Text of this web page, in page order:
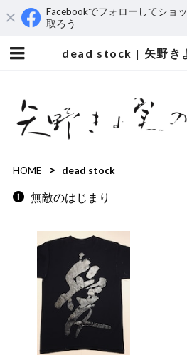
Facebookでフォローしてショ
取ろう
dead stock | 矢野き
HOME dead stock
無敵のはじまり